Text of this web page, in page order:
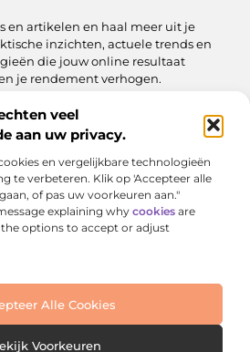
veel
aan uw privacy.
en vergelijkbare technologieën
te verbeteren. Klik op 'Accepteer alle
of pas uw voorkeuren aan."
explaining why cookies are
options to accept or adjust
Alle Cookies
Voorkeuren
en artikelen en haal meer uit je
inzichten, actuele trends en
die jouw online resultaat
je rendement verhogen.
Cookiebeleid (EU)
All Right Reserved.